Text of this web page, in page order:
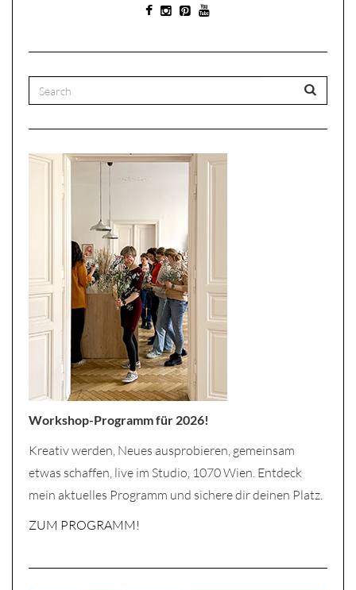
Workshop-Programm für 2026!
Kreativ werden, Neues ausprobieren, gemeinsam
etwas schaffen, live im Studio, 1070 Wien. Entdeck
mein aktuelles Programm und sichere dir deinen Platz.
ZUM PROGRAMM!